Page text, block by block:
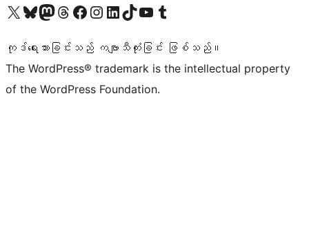
ကျွန်ုပ်တို့၏ X (ယခင် Twitter) အကောင့်သို့ သွားရောက်ကြည့်ရှုပါကျွန်ုပ်တို့၏ Bluesky အကောင့်သို့ ဝင်ရောက်ကြည့်ရှုရန်
ကျွန်ုပ်တို့၏ Mastodon အကောင့်သို့ သွားရောက်ကြည့်ရှုပါကျွန်ုပ်တို့၏ Threads အကောင့်သို့ ဝင်ရောက်ကြည့်ရှုရန်
ကျွန်ုပ်တို့၏ Facebook စာမျက်နှာသို့ သွားရောက်ကြည့်ရှုပါကျွန်ုပ်တို့၏ Instagram အကောင့်သို့ သွားရောက်ကြည့်ရှုပါ ကျွန်ုပ်တို့၏ LinkedIn အကောင့်သို့ သွားရောက်ကြည့်ရှုပါကျွန်ုပ်တို့၏ TikTok အကောင့်သို့ ဝင်ရောက်ကြည့်ရှုရန်
ကျွန်ုပ်တို့၏ YouTube ချန်နယ်သို့ သွားရောက်ကြည့်ရှုပါ ကျွန်ုပ်တို့၏ Tumblr အကောင့်သို့ ဝင်ရောက်ကြည့်ရှုရန်
ကုဒ်ရေးသားခြင်းသည် ကဗျာသီကုံးခြင်း ဖြစ်သည်။
The WordPress® trademark is the intellectual property
of the WordPress Foundation.